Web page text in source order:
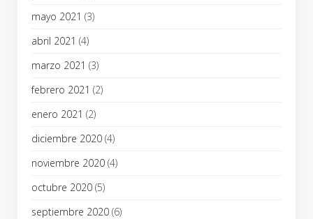
mayo 2021 (3)
abril 2021 (4)
marzo 2021 (3)
febrero 2021 (2)
enero 2021 (2)
diciembre 2020 (4)
noviembre 2020 (4)
octubre 2020 (5)
septiembre 2020 (6)